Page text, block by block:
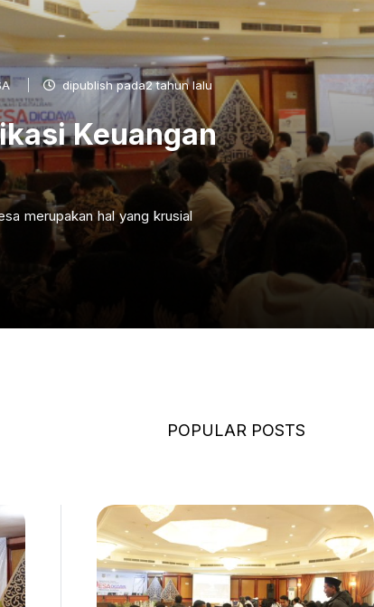
dipublish pada2 tahun lalu
Keuangan
merupakan hal yang krusial
POPULAR POSTS